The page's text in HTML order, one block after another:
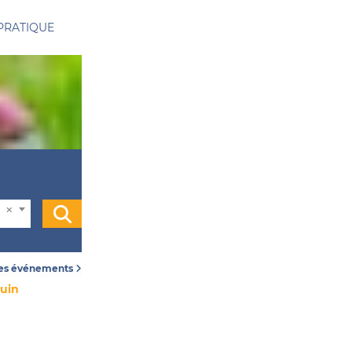
événements